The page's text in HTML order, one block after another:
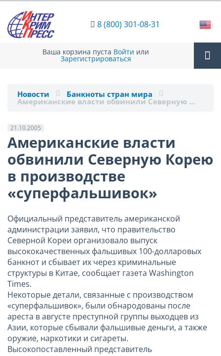
8 (800) 301-08-31
Ваша корзина пуста Войти или
Зарегистрироваться
Новости Банкноты стран мира
Aмериканские власти обвинили Северную …
21.10.2005
Aмериканские власти
обвинили Северную Корею
в производстве
«суперфальшивок»
Официальный представитель американской
администрации заявил, что правительство
Северной Кореи организовало выпуск
высококачественных фальшивых 100-долларовых
банкнот и сбывает их через криминальные
структуры в Китае, сообщает газета Washington
Times.
Некоторые детали, связанные с производством
«суперфальшивок», были обнародованы после
ареста в августе преступной группы выходцев из
Азии, которые сбывали фальшивые деньги, а также
оружие, наркотики и сигареты.
Высокопоставленный представитель